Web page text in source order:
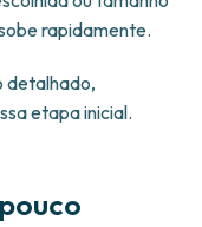
rapidamente.
detalhado,
etapa inicial.